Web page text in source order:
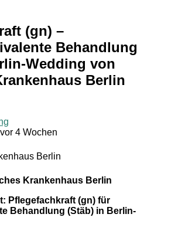
(gn) –
Behandlung
Wedding von
Berlin
4 Wochen
Krankenhaus Berlin
Pflegefachkraft (gn) für
Behandlung (Stäb) in Berlin-